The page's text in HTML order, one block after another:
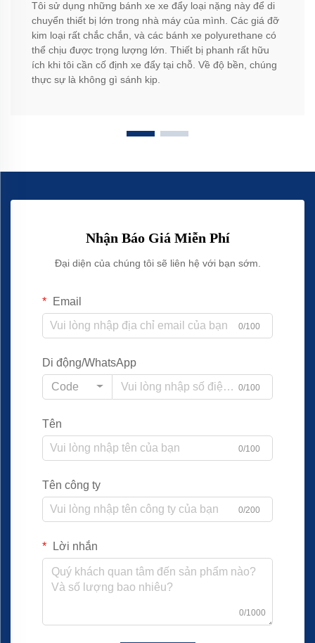
Tôi sử dụng những bánh xe xe đẩy loại nặng này để di
chuyển thiết bị lớn trong nhà máy của mình. Các giá đỡ
kim loại rất chắc chắn, và các bánh xe polyurethane có
thể chịu được trọng lượng lớn. Thiết bị phanh rất hữu
ích khi tôi cần cố định xe đẩy tại chỗ. Về độ bền, chúng
thực sự là không gì sánh kịp.
Nhận Báo Giá Miễn Phí
Đại diện của chúng tôi sẽ liên hệ với bạn sớm.
Email
0/100
Di động/WhatsApp
Code
0/100
Tên
0/100
Tên công ty
0/200
Lời nhắn
0/1000